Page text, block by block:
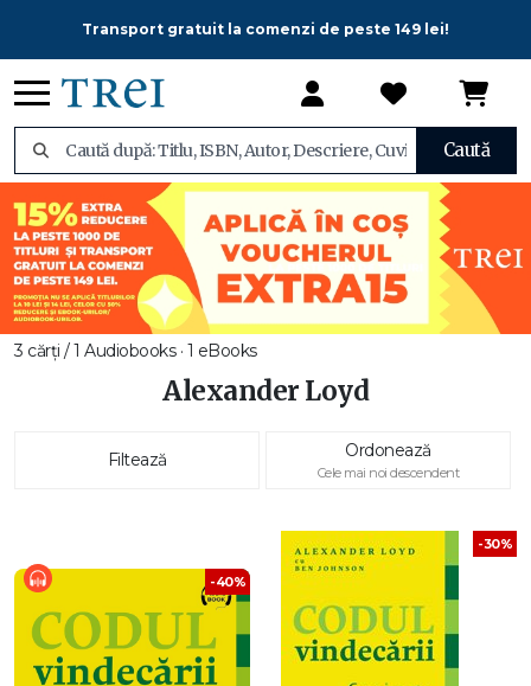
Transport gratuit la comenzi de peste 149 lei!
Caută
3 cărți / 1 Audiobooks · 1 eBooks
Alexander Loyd
Filtează Ordonează
Cele mai noi descendent
-40%
-30%